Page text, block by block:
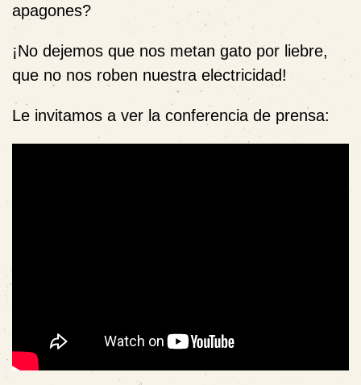
apagones?
¡No dejemos que nos metan gato por liebre,
que no nos roben nuestra electricidad!
Le invitamos a ver la conferencia de prensa: